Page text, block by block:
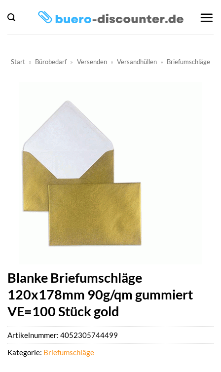
Inhalt
springen
Start » Bürobedarf » Versenden » Versandhüllen » Briefumschläge
Blanke Briefumschläge
120x178mm 90g/qm gummiert
VE=100 Stück gold
Artikelnummer: 4052305744499
Kategorie: Briefumschläge